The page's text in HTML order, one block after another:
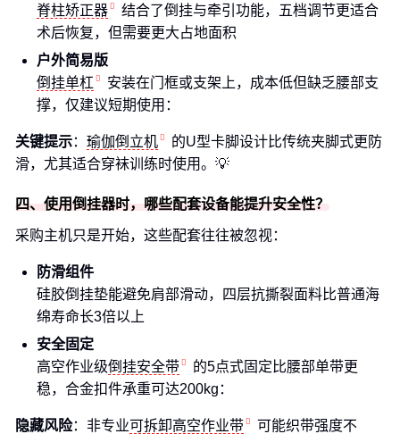
脊柱矫正器
结合了倒挂与牵引功能，五档调节更适合
术后恢复，但需要更大占地面积
户外简易版
倒挂单杠
安装在门框或支架上，成本低但缺乏腰部支
撑，仅建议短期使用：
关键提示： 瑜伽倒立机
的U型卡脚设计比传统夹脚式更防
滑，尤其适合穿袜训练时使用。💡
四、使用倒挂器时，哪些配套设备能提升安全性？
采购主机只是开始，这些配套往往被忽视：
防滑组件
硅胶倒挂垫能避免肩部滑动，四层抗撕裂面料比普通海
绵寿命长3倍以上
安全固定
高空作业级倒挂安全带
的5点式固定比腰部单带更
稳，合金扣件承重可达200kg：
隐藏风险：非专业可拆卸高空作业带
可能织带强度不